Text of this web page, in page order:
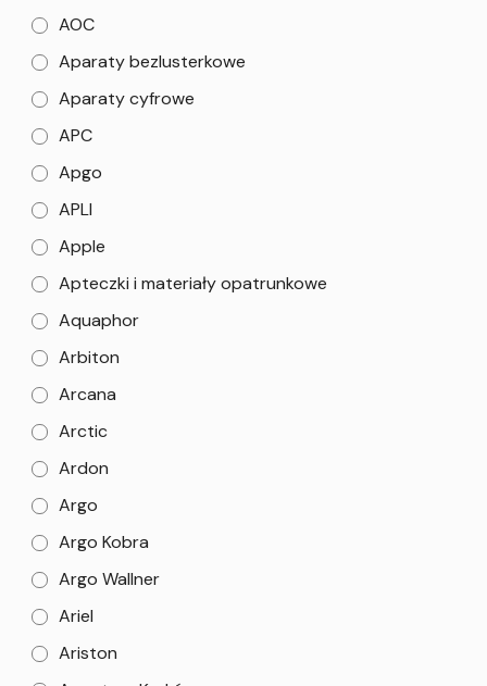
AOC
Aparaty bezlusterkowe
Aparaty cyfrowe
APC
Apgo
APLI
Apple
Apteczki i materiały opatrunkowe
Aquaphor
Arbiton
Arcana
Arctic
Ardon
Argo
Argo Kobra
Argo Wallner
Ariel
Ariston